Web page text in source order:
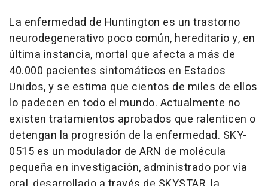
La enfermedad de Huntington es un trastorno
neurodegenerativo poco común, hereditario y, en
última instancia, mortal que afecta a más de
40.000 pacientes sintomáticos en Estados
Unidos, y se estima que cientos de miles de ellos
lo padecen en todo el mundo. Actualmente no
existen tratamientos aprobados que ralenticen o
detengan la progresión de la enfermedad. SKY-
0515 es un modulador de ARN de molécula
pequeña en investigación, administrado por vía